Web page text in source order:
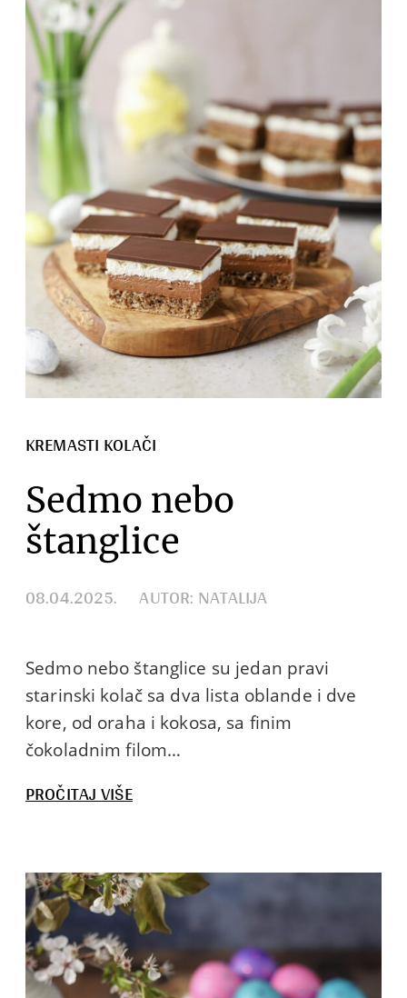
KREMASTI KOLAČI
Sedmo nebo
štanglice
08.04.2025. AUTOR: NATALIJA
Sedmo nebo štanglice su jedan pravi
starinski kolač sa dva lista oblande i dve
kore, od oraha i kokosa, sa finim
čokoladnim filom…
PROČITAJ VIŠE:
ŠTANGLICE